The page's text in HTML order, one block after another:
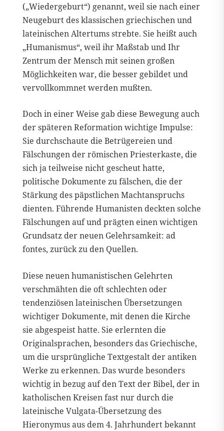
(„Wiedergeburt“) genannt, weil sie nach einer
Neugeburt des klassischen griechischen und
lateinischen Altertums strebte. Sie heißt auch
„Humanismus“, weil ihr Maßstab und Ihr
Zentrum der Mensch mit seinen großen
Möglichkeiten war, die besser gebildet und
vervollkommnet werden mußten.
Doch in einer Weise gab diese Bewegung auch
der späteren Reformation wichtige Impulse:
Sie durchschaute die Betrügereien und
Fälschungen der römischen Priesterkaste, die
sich ja teilweise nicht gescheut hatte,
politische Dokumente zu fälschen, die der
Stärkung des päpstlichen Machtanspruchs
dienten. Führende Humanisten deckten solche
Fälschungen auf und prägten einen wichtigen
Grundsatz der neuen Gelehrsamkeit: ad
fontes, zurück zu den Quellen.
Diese neuen humanistischen Gelehrten
verschmähten die oft schlechten oder
tendenziösen lateinischen Übersetzungen
wichtiger Dokumente, mit denen die Kirche
sie abgespeist hatte. Sie erlernten die
Originalsprachen, besonders das Griechische,
um die ursprüngliche Textgestalt der antiken
Werke zu erkennen. Das wurde besonders
wichtig in bezug auf den Text der Bibel, der in
katholischen Kreisen fast nur durch die
lateinische Vulgata-Übersetzung des
Hieronymus aus dem 4. Jahrhundert bekannt